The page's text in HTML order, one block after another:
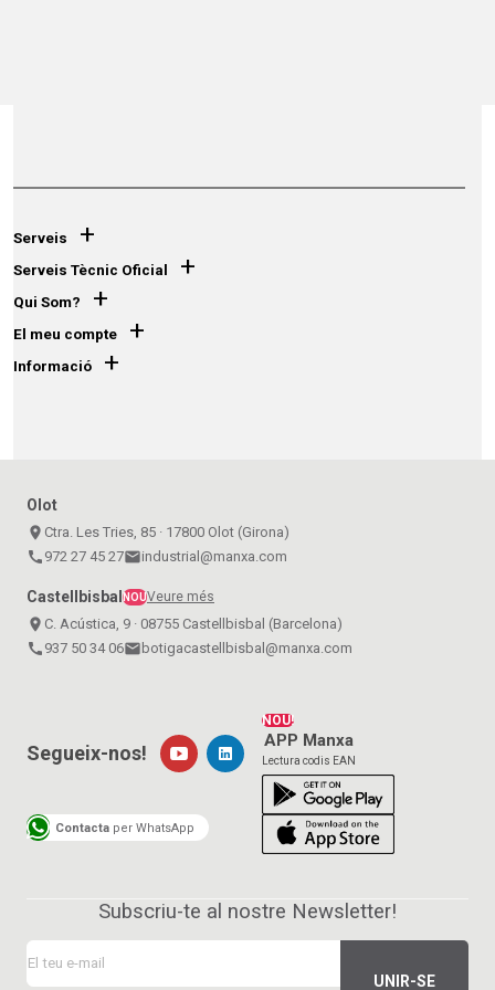
Serveis +
Serveis Tècnic Oficial +
Qui Som? +
El meu compte +
Informació +
Olot
place Ctra. Les Tries, 85 · 17800 Olot (Girona)
call 972 27 45 27emailindustrial@manxa.com
CastellbisbalNOUVeure més
place C. Acústica, 9 · 08755 Castellbisbal (Barcelona)
call 937 50 34 06emailbotigacastellbisbal@manxa.com
NOU!
APP Manxa
Lectura codis EAN
Segueix-nos!
Contacta per WhatsApp
Subscriu-te al nostre Newsletter!